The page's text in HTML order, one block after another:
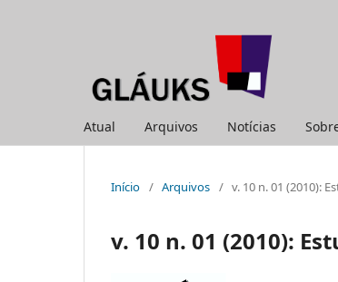
Atual Arquivos Notícias
Início / Arquivos / v. 10 n. 01 (2010):
v. 10 n. 01 (2010):